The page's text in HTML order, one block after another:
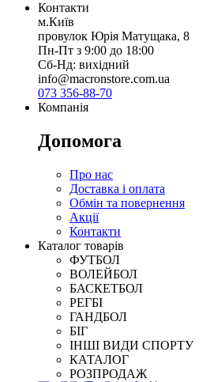
Контакти
м.Київ
провулок Юрія Матущака, 8
Пн-Пт з 9:00 до 18:00
Сб-Нд: вихідний
info@macronstore.com.ua
073 356-88-70
Компанія
Допомога
Про нас
Доставка і оплата
Обмін та повернення
Акції
Контакти
Каталог товарів
ФУТБОЛ
ВОЛЕЙБОЛ
БАСКЕТБОЛ
РЕГБІ
ГАНДБОЛ
БІГ
ІНШІ ВИДИ СПОРТУ
КАТАЛОГ
РОЗПРОДАЖ